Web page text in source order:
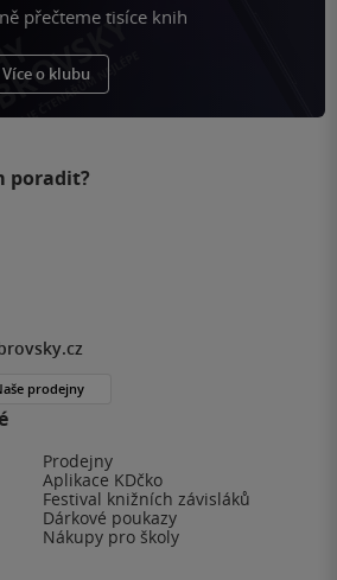
přečteme tisíce knih
Více o klubu
Prodejny
Aplikace KDčko
Festival knižních závisláků
Dárkové poukazy
Nákupy pro školy
poradit?
prodejny